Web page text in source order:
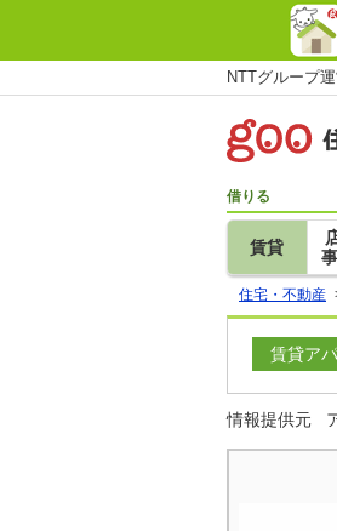
NTTグループ
借りる
賃貸
住宅・不動産
賃貸ア
情報提供元